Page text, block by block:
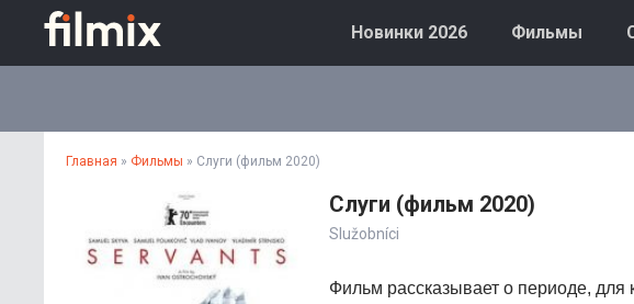
Новинки 2026 Фильмы
Главная » Фильмы » Слуги (фильм 2020)
Слуги (фильм 2020)
Služobníci
Фильм рассказывает о периоде, для